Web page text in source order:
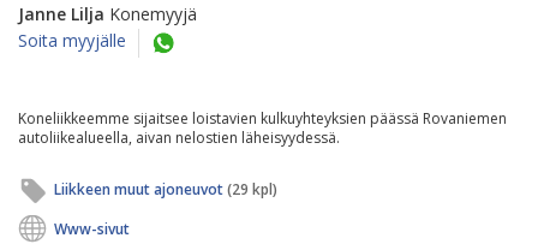
Janne Lilja Konemyyjä
Soita myyjälle
Koneliikkeemme sijaitsee loistavien kulkuyhteyksien päässä Rovaniemen
autoliikealueella, aivan nelostien läheisyydessä.
Liikkeen muut ajoneuvot(29 kpl)
Www-sivut